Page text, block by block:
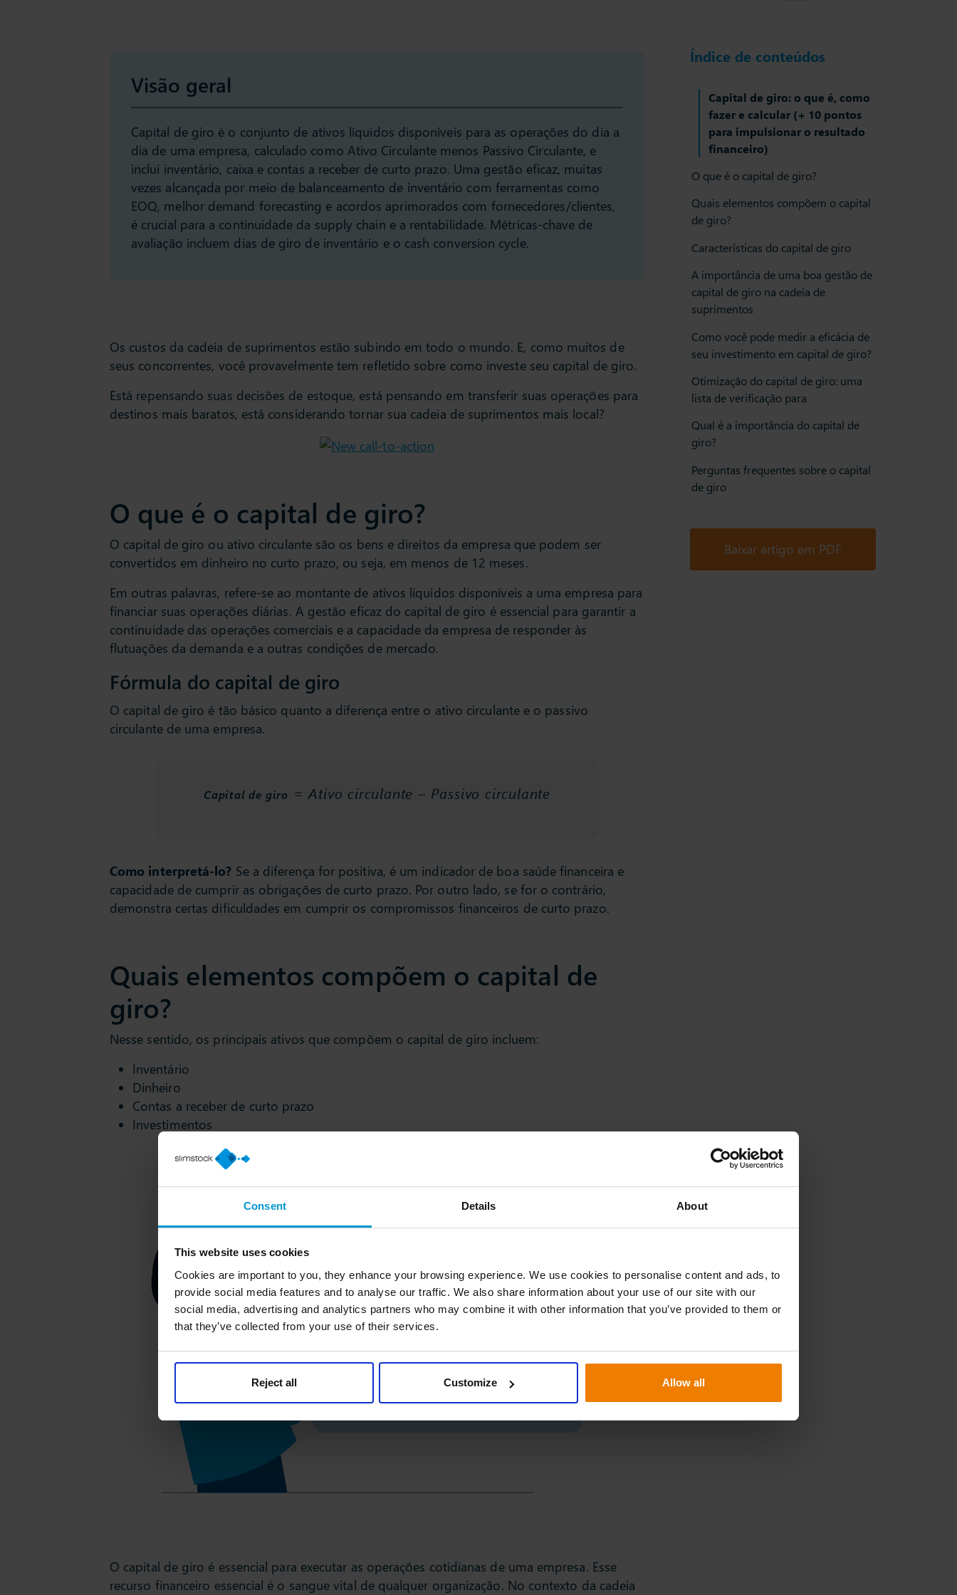
Consent Details About
This website uses cookies
Cookies are important to you, they enhance your browsing experience. We use cookies to personalise content and ads, to
provide social media features and to analyse our traffic. We also share information about your use of our site with our
social media, advertising and analytics partners who may combine it with other information that you’ve provided to them or
that they’ve collected from your use of their services.
Reject all Customize Allow all
Índice de conteúdos
Capital de giro: o que é, como
fazer e calcular (+ 10 pontos
para impulsionar o resultado
financeiro)
O que é o capital de giro?
Quais elementos compõem o capital
de giro?
Características do capital de giro
A importância de uma boa gestão de
capital de giro na cadeia de
suprimentos
Como você pode medir a eficácia de
seu investimento em capital de giro?
Otimização do capital de giro: uma
lista de verificação para
Qual é a importância do capital de
giro?
Perguntas frequentes sobre o capital
de giro
Baixar artigo em PDF
Visão geral
Capital de giro é o conjunto de ativos líquidos disponíveis para as operações do dia a
dia de uma empresa, calculado como Ativo Circulante menos Passivo Circulante, e
inclui inventário, caixa e contas a receber de curto prazo. Uma gestão eficaz, muitas
vezes alcançada por meio de balanceamento de inventário com ferramentas como
EOQ, melhor demand forecasting e acordos aprimorados com fornecedores/clientes,
é crucial para a continuidade da supply chain e a rentabilidade. Métricas-chave de
avaliação incluem dias de giro de inventário e o cash conversion cycle.
Os custos da cadeia de suprimentos estão subindo em todo o mundo. E, como muitos de
seus concorrentes, você provavelmente tem refletido sobre como investe seu capital de giro.
Está repensando suas decisões de estoque, está pensando em transferir suas operações para
destinos mais baratos, está considerando tornar sua cadeia de suprimentos mais local?
O que é o capital de giro?
O capital de giro ou ativo circulante são os bens e direitos da empresa que podem ser
convertidos em dinheiro no curto prazo, ou seja, em menos de 12 meses.
Em outras palavras, refere-se ao montante de ativos líquidos disponíveis a uma empresa para
financiar suas operações diárias. A gestão eficaz do capital de giro é essencial para garantir a
continuidade das operações comerciais e a capacidade da empresa de responder às
flutuações da demanda e a outras condições de mercado.
Fórmula do capital de giro
O capital de giro é tão básico quanto a diferença entre o ativo circulante e o passivo
circulante de uma empresa.
Capital de giro = Ativo circulante – Passivo circulante
Como interpretá-lo? Se a diferença for positiva, é um indicador de boa saúde financeira e
capacidade de cumprir as obrigações de curto prazo. Por outro lado, se for o contrário,
demonstra certas dificuldades em cumprir os compromissos financeiros de curto prazo.
Quais elementos compõem o capital de
giro?
Nesse sentido, os principais ativos que compõem o capital de giro incluem:
Inventário
Dinheiro
Contas a receber de curto prazo
Investimentos
O capital de giro é essencial para executar as operações cotidianas de uma empresa. Esse
recurso financeiro essencial é o sangue vital de qualquer organização. No contexto da cadeia